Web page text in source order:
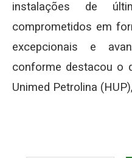
instalações de
comprometidos em
excepcionais e
conforme destacou o
Unimed Petrolina